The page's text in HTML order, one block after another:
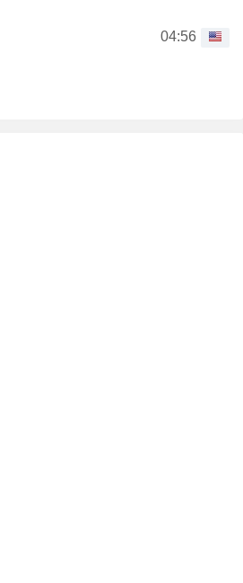
04:56